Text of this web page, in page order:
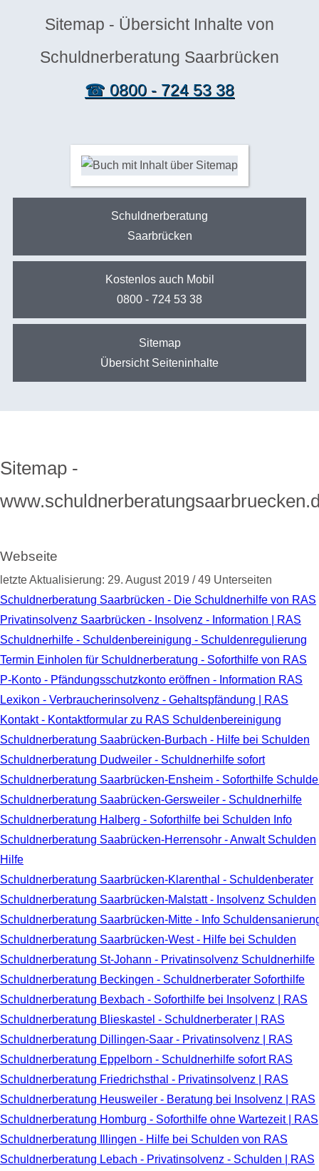
Sitemap - Übersicht Inhalte von
Schuldnerberatung Saarbrücken
☎ 0800 - 724 53 38
Schuldnerberatung
Saarbrücken
Kostenlos auch Mobil
0800 - 724 53 38
Sitemap
Übersicht Seiteninhalte
Sitemap -
Webseite
letzte Aktualisierung: 29. August 2019 / 49 Unterseiten
Schuldnerberatung Saarbrücken - Die Schuldnerhilfe von RAS
Privatinsolvenz Saarbrücken - Insolvenz - Information | RAS
Schuldnerhilfe - Schuldenbereinigung - Schuldenregulierung
Termin Einholen für Schuldnerberatung - Soforthilfe von RAS
P-Konto - Pfändungsschutzkonto eröffnen - Information RAS
Lexikon - Verbraucherinsolvenz - Gehaltspfändung | RAS
Kontakt - Kontaktformular zu RAS Schuldenbereinigung
Schuldnerberatung Saabrücken-Burbach - Hilfe bei Schulden
Schuldnerberatung Dudweiler - Schuldnerhilfe sofort
Schuldnerberatung Saarbrücken-Ensheim - Soforthilfe
Schuldnerberatung Saabrücken-Gersweiler - Schuldnerhilfe
Schuldnerberatung Halberg - Soforthilfe bei Schulden Info
Schuldnerberatung Saabrücken-Herrensohr - Anwalt Schulden
Hilfe
Schuldnerberatung Saarbrücken-Klarenthal - Schuldenberater
Schuldnerberatung Saarbrücken-Malstatt - Insolvenz Schulden
Schuldnerberatung Saarbrücken-Mitte - Info
Schuldnerberatung Saarbrücken-West - Hilfe bei Schulden
Schuldnerberatung St-Johann - Privatinsolvenz Schuldnerhilfe
Schuldnerberatung Beckingen - Schuldnerberater Soforthilfe
Schuldnerberatung Bexbach - Soforthilfe bei Insolvenz | RAS
Schuldnerberatung Blieskastel - Schuldnerberater | RAS
Schuldnerberatung Dillingen-Saar - Privatinsolvenz | RAS
Schuldnerberatung Eppelborn - Schuldnerhilfe sofort RAS
Schuldnerberatung Friedrichsthal - Privatinsolvenz | RAS
Schuldnerberatung Heusweiler - Beratung bei Insolvenz | RAS
Schuldnerberatung Homburg - Soforthilfe ohne Wartezeit | RAS
Schuldnerberatung Illingen - Hilfe bei Schulden von RAS
Schuldnerberatung Lebach - Privatinsolvenz - Schulden | RAS